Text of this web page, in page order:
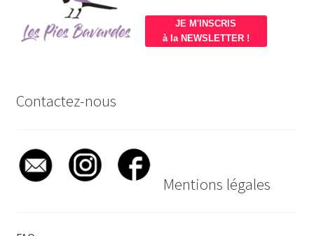
JE M'INSCRIS
à la NEWSLETTER !
Contactez-nous
Mentions légales